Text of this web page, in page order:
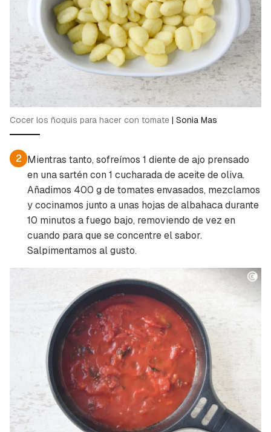
Cocer los ñoquis para hacer con tomate | Sonia Mas
2 Mientras tanto, sofreímos 1 diente de ajo prensado
en una sartén con 1 cucharada de aceite de oliva.
Añadimos 400 g de tomates envasados, mezclamos
y cocinamos junto a unas hojas de albahaca durante
10 minutos a fuego bajo, removiendo de vez en
cuando para que se concentre el sabor.
Salpimentamos al gusto.